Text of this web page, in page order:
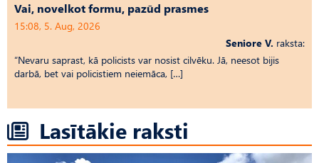
Vai, novelkot formu, pazūd prasmes
15:08, 5. Aug, 2026
Seniore V. raksta:
“Nevaru saprast, kā policists var nosist cilvēku. Jā, neesot bijis
darbā, bet vai policistiem neiemāca, […]
Lasītākie raksti